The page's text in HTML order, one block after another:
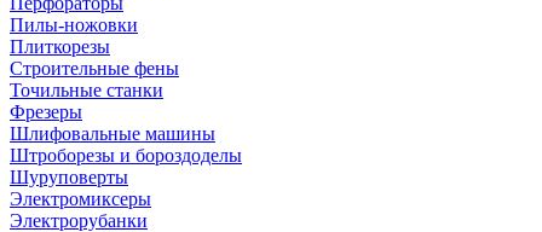
Пилы-ножовки
Плиткорезы
Строительные фены
Точильные станки
Фрезеры
Шлифовальные машины
Штроборезы и бороздоделы
Шуруповерты
Электромиксеры
Электрорубанки